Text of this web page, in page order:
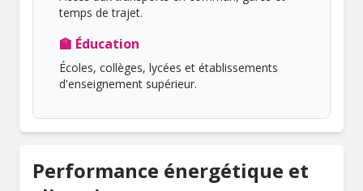
temps de trajet.
🏫 Éducation
Écoles, collèges, lycées et établissements
d'enseignement supérieur.
Performance énergétique et